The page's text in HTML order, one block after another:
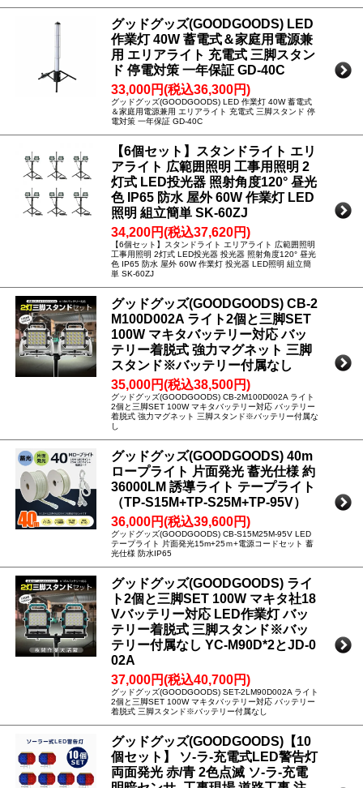
グッドグッズ(GOODGOODS) LED
作業灯 40W 蓄電式＆家庭用電源兼
用 エリアライト 充電式 三脚スタン
ド 停電対策 一年保証 GD-40C
33,000円(税込36,300円)
グッドグッズ(GOODGOODS) LED 作業灯 40W 蓄電式
＆家庭用電源兼用 エリアライト 充電式 三脚スタンド 停
電対策 一年保証 GD-40C
【6個セット】スタンドライト エリ
アライト 広範囲照明 工事用照明 2
灯式 LED投光器 照射角度120° 昼光
色 IP65 防水 屋外 60W 作業灯 LED
照明 組立簡単 SK-60ZJ
34,200円(税込37,620円)
【6個セット】スタンドライト エリアライト 広範囲照明
工事用照明 2灯式 LED投光器 投光器 照射角度120° 昼光
色 IP65 防水 屋外 60W 作業灯 投光器 LED照明 組立簡
単 SK-60ZJ
グッドグッズ(GOODGOODS) CB-2
M100D002A ライト2個と三脚SET
100W マキタバッテリー対応 バッ
テリー着脱式 強力マグネット 三脚
スタンド※バッテリー付属なし
35,000円(税込38,500円)
グッドグッズ(GOODGOODS) CB-2M100D002A ライト
2個と三脚SET 100W マキタバッテリー対応 バッテリー
着脱式 強力マグネット 三脚スタンド※バッテリー付属な
し
グッドグッズ(GOODGOODS) 40m
ロープライト 片面発光 蓄光仕様 約
36000LM 誘導ライト テープライト
（TP-S15M+TP-S25M+TP-95V）
36,000円(税込39,600円)
グッドグッズ(GOODGOODS) CB-S15M25M-95V LED
テープライト 片面発光15m+25ｍ+電源コードセット 蓄
光仕様 防水IP65
グッドグッズ(GOODGOODS) ライ
ト2個と三脚SET 100W マキタ社18
Vバッテリー対応 LED作業灯 バッ
テリー着脱式 三脚スタンド※バッ
テリー付属なし YC-M90D*2とJD-0
02A
37,000円(税込40,700円)
グッドグッズ(GOODGOODS) SET-2LM90D002A ライト
2個と三脚SET 100W マキタバッテリー対応 バッテリー
着脱式 三脚スタンド※バッテリー付属なし
グッドグッズ(GOODGOODS)【10
個セット】 ソ-ラ-充電式LED警告灯
両面発光 赤/青 2色点滅 ソ-ラ-充電